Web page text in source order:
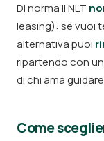
Di norma il NLT
leasing): se vuoi
alternativa puoi
ripartendo con
di chi ama
Come